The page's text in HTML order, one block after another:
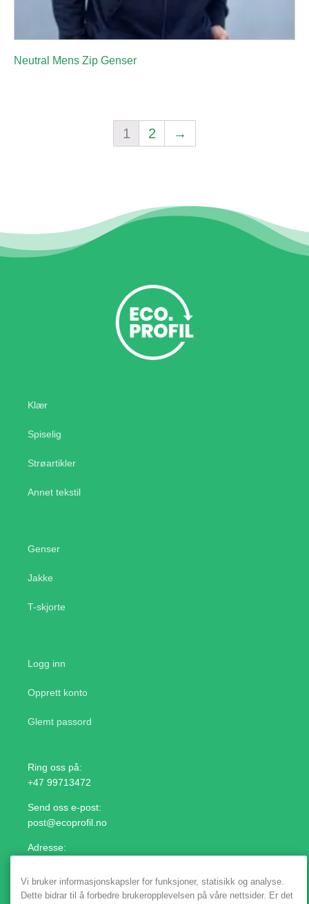
Neutral Mens Zip Genser
1 2 →
Klær
Spiselig
Strøartikler
Annet tekstil
Genser
Jakke
T-skjorte
Logg inn
Opprett konto
Glemt passord
Ring oss på:
+47 99713472
Send oss e-post:
post@ecoprofil.no
Adresse:
Vi bruker informasjonskapsler for funksjoner, statisikk og analyse.
Dette bidrar til å forbedre brukeropplevelsen på våre nettsider. Er det